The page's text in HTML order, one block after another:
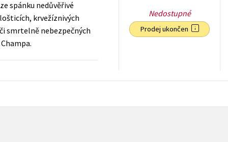
spánku nedůvěřivé
krvežíznivých
smrtelně nebezpečných
Nedostupné
Prodej ukončen